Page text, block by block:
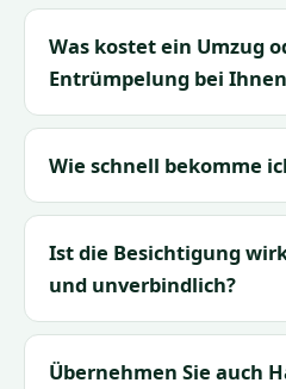
Was kostet ein Umzug
Entrümpelung bei
Wie schnell bekomme
Ist die Besichtigung
und unverbindlich?
Übernehmen Sie auch